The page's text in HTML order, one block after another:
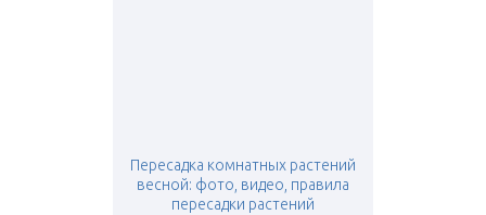
Пересадка комнатных растений
весной: фото, видео, правила
пересадки растений